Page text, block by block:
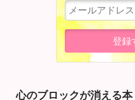
心のブロックが消える本